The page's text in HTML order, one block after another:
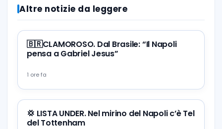
Altre notizie da leggere
🇧🇷CLAMOROSO. Dal Brasile: “Il Napoli
pensa a Gabriel Jesus”
1 ore fa
💢 LISTA UNDER. Nel mirino del Napoli c’è Tel
del Tottenham